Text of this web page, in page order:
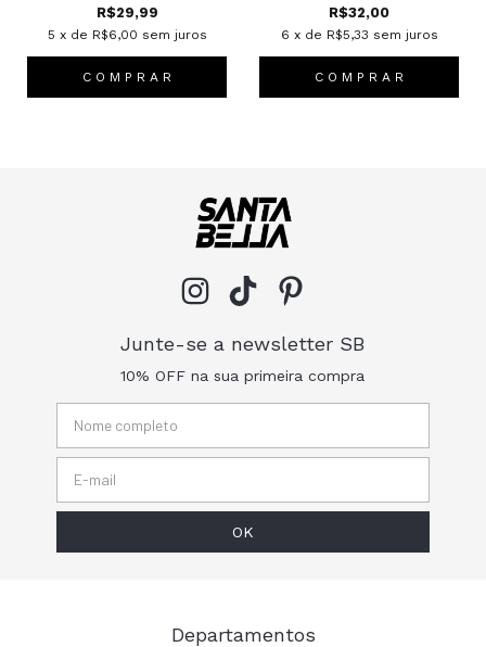
R$29,99
5 x de R$6,00 sem juros
C O M P R A R
R$32,00
6 x de R$5,33 sem juros
C O M P R A R
Junte-se a newsletter SB
10% OFF na sua primeira compra
Departamentos